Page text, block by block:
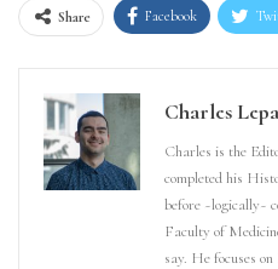
Share Facebook
Charles
Charles is the
completed his
before ~logically~
Faculty of
say. He focuses